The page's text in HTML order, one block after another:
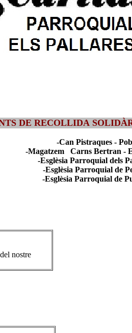
DE RECOLLIDA
-Can Pistraques -
-Magatzem Carns Bertran -
-Esglèsia Parroquial dels
-Esglèsia Parroquial de
-Esglèsia Parroquial de
nostre